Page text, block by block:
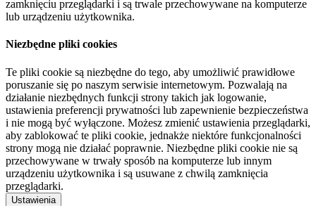
zamknięciu przeglądarki i są trwale przechowywane na komputerze
lub urządzeniu użytkownika.
Niezbędne pliki cookies
Te pliki cookie są niezbędne do tego, aby umożliwić prawidłowe
poruszanie się po naszym serwisie internetowym. Pozwalają na
działanie niezbędnych funkcji strony takich jak logowanie,
ustawienia preferencji prywatności lub zapewnienie bezpieczeństwa
i nie mogą być wyłączone. Możesz zmienić ustawienia przeglądarki,
aby zablokować te pliki cookie, jednakże niektóre funkcjonalności
strony mogą nie działać poprawnie. Niezbędne pliki cookie nie są
przechowywane w trwały sposób na komputerze lub innym
urządzeniu użytkownika i są usuwane z chwilą zamknięcia
przeglądarki.
Ustawienia